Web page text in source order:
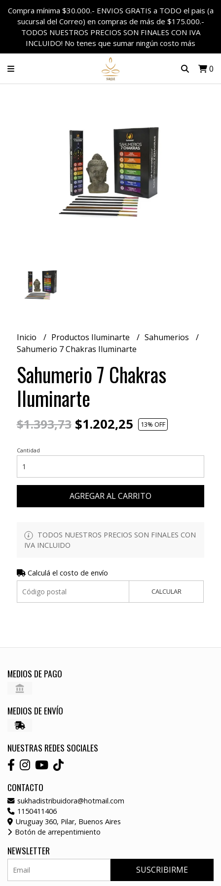
Compra mínima $30.000.- ENVIOS GRATIS a TODO el pais (a
sucursal del Correo) en compras de más de $175.000.-
TODOS NUESTROS PRECIOS SON FINALES CON IVA
INCLUIDO! No tenes que sumar ningún costo más
0
Inicio Productos Iluminarte
Sahumerios
Sahumerio 7 Chakras Iluminarte
Sahumerio 7 Chakras
Iluminarte
$1.393,73$1.202,25 13% OFF
Cantidad
AGREGAR AL CARRITO
TODOS NUESTROS PRECIOS SON FINALES CON
IVA INCLUIDO
Calculá el costo de envío
CALCULAR
MEDIOS DE PAGO
MEDIOS DE ENVÍO
NUESTRAS REDES SOCIALES
CONTACTO
sukhadistribuidora@hotmail.com
1150411406
Uruguay 360, Pilar, Buenos Aires
Botón de arrepentimiento
NEWSLETTER
SUSCRIBIRME